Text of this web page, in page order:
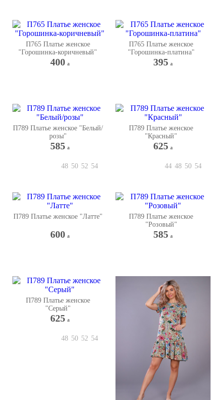
П765 Платье женское
"Горошинка-коричневый"
400 a
П765 Платье женское
"Горошинка-платина"
395 a
П789 Платье женское "Белый/
розы"
585 a
48 50 52 54
П789 Платье женское
"Красный"
625 a
44 48 50 54
П789 Платье женское "Латте"
600 a
П789 Платье женское
"Розовый"
585 a
П789 Платье женское
"Серый"
625 a
48 50 52 54